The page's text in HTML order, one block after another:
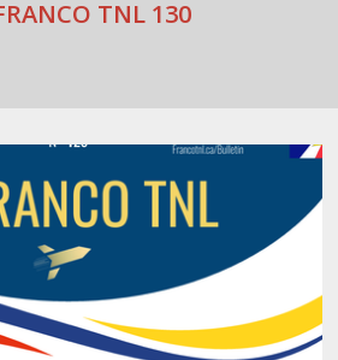
TNL 130